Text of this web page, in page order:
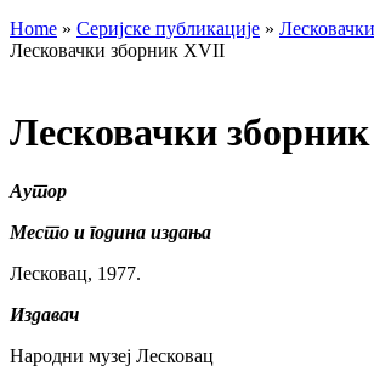
Home » Серијске публикације »
Лесковачки зборник XVII
Лесковачки
Аутор
Место и година издања
Лесковац, 1977.
Издавач
Народни музеј Лесковац